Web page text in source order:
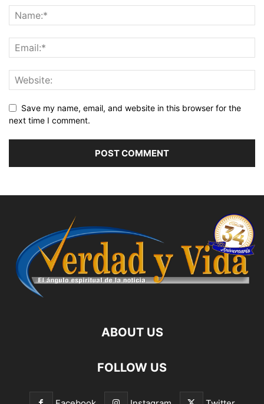
Save my name, email, and website in this browser for the
next time I comment.
ABOUT US
FOLLOW US